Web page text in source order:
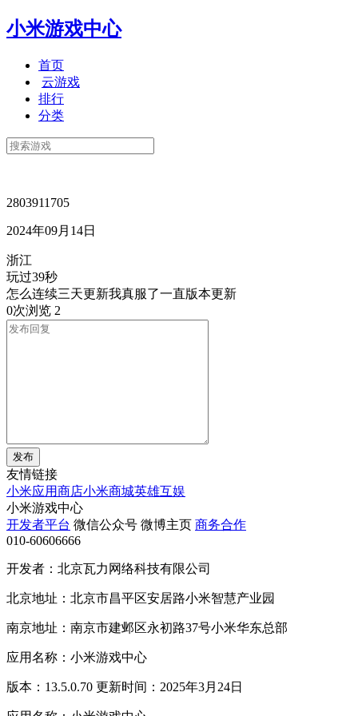
小米游戏中心
首页
云游戏
排行
分类
2803911705
2024年09月14日
浙江
玩过39秒
怎么连续三天更新我真服了一直版本更新
0次浏览 2
发布
友情链接
小米应用商店小米商城英雄互娱
小米游戏中心
开发者平台 微信公众号 微博主页 商务合作
010-60606666
开发者：北京瓦力网络科技有限公司
北京地址：北京市昌平区安居路小米智慧产业园
南京地址：南京市建邺区永初路37号小米华东总部
应用名称：小米游戏中心
版本：13.5.0.70 更新时间：2025年3月24日